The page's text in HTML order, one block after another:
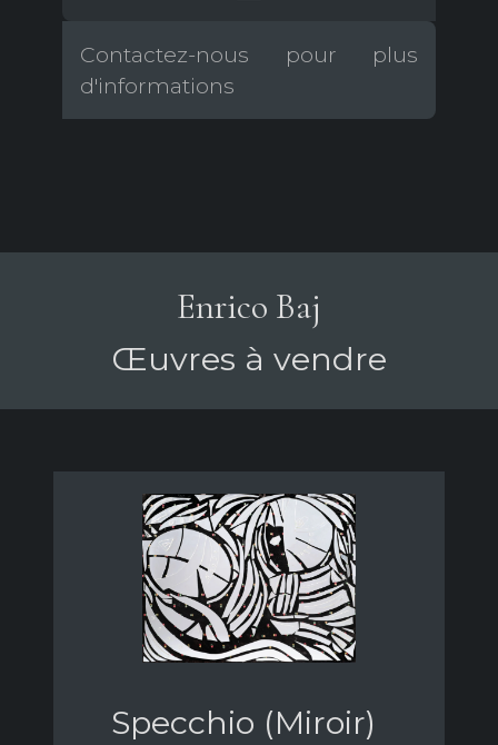
Contactez-nous pour plus
d'informations
Enrico Baj
Œuvres à vendre
Specchio (Miroir)